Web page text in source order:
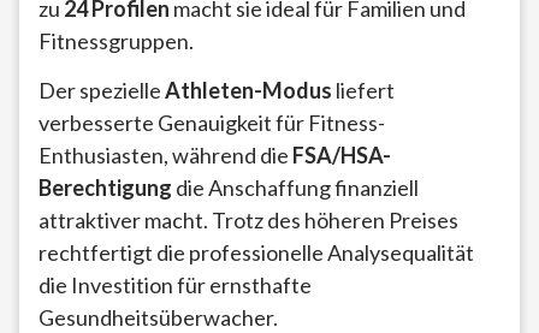
zu 24 Profilen macht sie ideal für Familien und
Fitnessgruppen.
Der spezielleAthleten-Modus liefert
verbesserte Genauigkeit für Fitness-
Enthusiasten, während die FSA/HSA-
Berechtigung die Anschaffung finanziell
attraktiver macht. Trotz des höheren Preises
rechtfertigt die professionelle Analysequalität
die Investition für ernsthafte
Gesundheitsüberwacher.